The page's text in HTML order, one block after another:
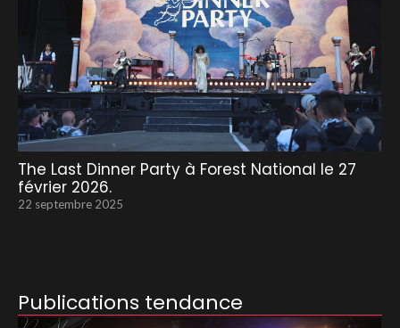
The Last Dinner Party à Forest National le 27
février 2026.
22 septembre 2025
Publications tendance